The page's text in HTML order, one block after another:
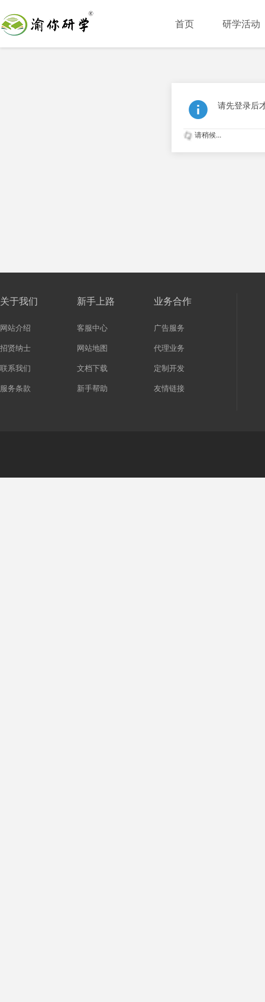
首页 研学活动
请先登录后
请稍候...
关于我们
网站介绍
招贤纳士
联系我们
服务条款
新手上路
客服中心
网站地图
文档下载
新手帮助
业务合作
广告服务
代理业务
定制开发
友情链接